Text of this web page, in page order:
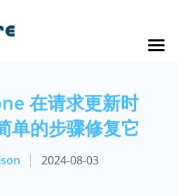
在请求更新时
单的步骤修复它
2024-08-03